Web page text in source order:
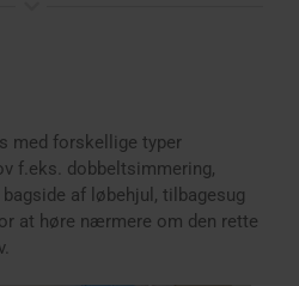
med forskellige typer
f.eks. dobbeltsimmering,
af løbehjul, tilbagesug
at høre nærmere om den rette